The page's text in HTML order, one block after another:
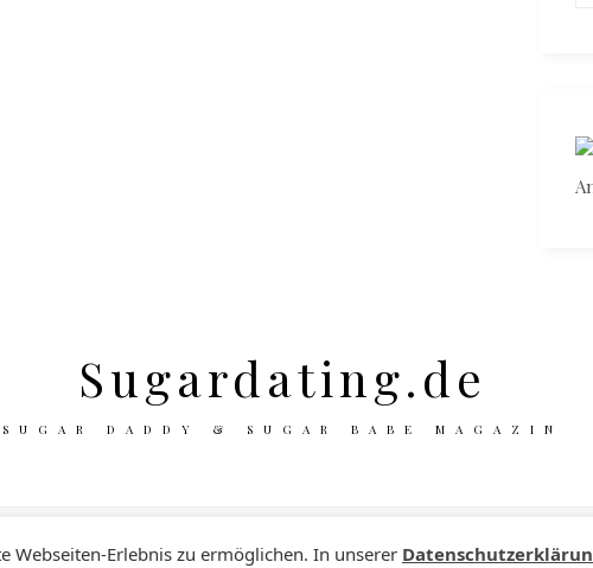
Sugardating.de
SUGAR DADDY & SUGAR BABE MAGAZIN
Webseiten-Erlebnis zu ermöglichen. In unserer